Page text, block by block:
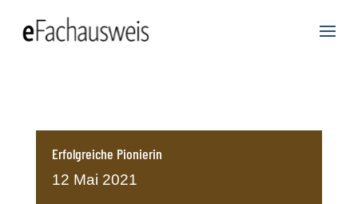
Erfolgreiche Pionierin
12 Mai 2021